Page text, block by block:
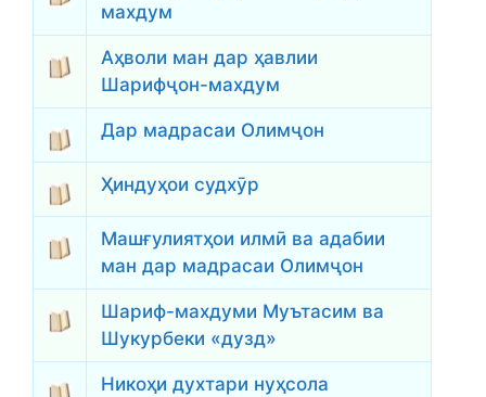
махдум
Аҳволи ман дар ҳавлии
Шарифҷон-махдум
Дар мадрасаи Олимҷон
Ҳиндуҳои судхӯр
Машғулиятҳои илмӣ ва адабии
ман дар мадрасаи Олимҷон
Шариф-махдуми Муътасим ва
Шукурбеки «дузд»
Никоҳи духтари нуҳсола